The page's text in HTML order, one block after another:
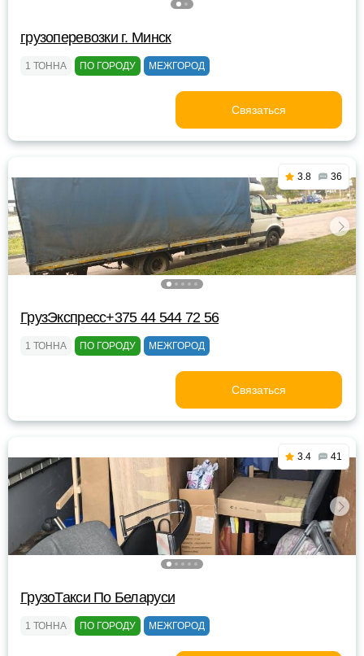
грузоперевозки г. Минск
1 ТОННА ПО ГОРОДУ МЕЖГОРОД
Связаться
3.8 36
ГрузЭкспресс+375 44 544 72 56
1 ТОННА ПО ГОРОДУ МЕЖГОРОД
Связаться
3.4 41
ГрузоТакси По Беларуси
1 ТОННА ПО ГОРОДУ МЕЖГОРОД